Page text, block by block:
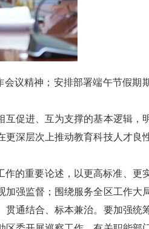
议精神；安排部署端午节假期
促进、互为支撑的基本逻辑，
深层次上推动教育科技人才良
的重要论述，以更高标准、更
强监督；围绕服务全区工作大
通结合、标本兼治。要加强统